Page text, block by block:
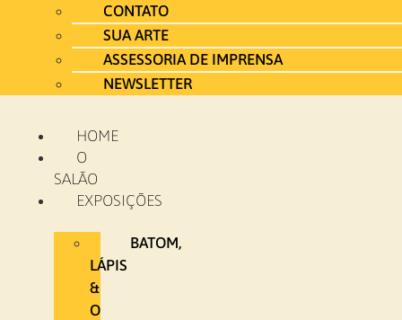
CONTATO
SUA ARTE
ASSESSORIA DE IMPRENSA
NEWSLETTER
HOME
O
SALÃO
EXPOSIÇÕES
BATOM,
LÁPIS
&
O